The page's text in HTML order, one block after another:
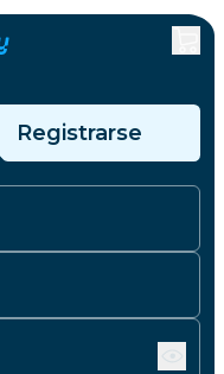
Registrarse